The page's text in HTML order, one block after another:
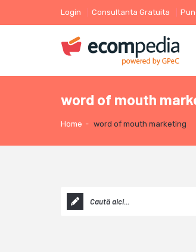
Login Consultanta Gratuita
word of mouth
Home - word of mouth marketing